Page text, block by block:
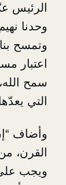
مخاوفه
على وجوهنا
الأرض، لكن
اختفائه
لأنها قد
لمباغتة
استمر
المرجح أن